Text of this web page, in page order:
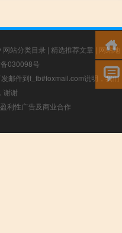
网站分类目录 | 精选推荐文章 | 网站地
030098号
邮件到f_fb#foxmail.com说明，我们
谢谢
利性广告及商业合作